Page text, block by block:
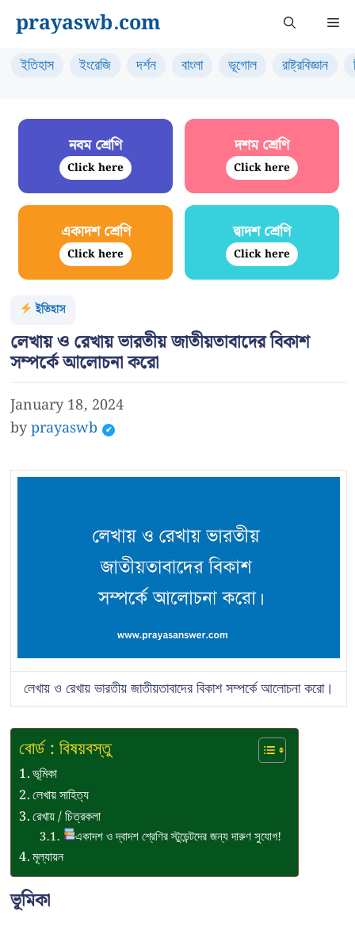
content
prayaswb.com
ইতিহাস ইংরেজি দর্শন বাংলা ভূগোল রাষ্ট্রবিজ্ঞান
নবম শ্রেণি
Click here
দশম শ্রেণি
Click here
একাদশ শ্রেণি
Click here
দ্বাদশ শ্রেণি
Click here
ইতিহাস
লেখায় ও রেখায় ভারতীয় জাতীয়তাবাদের বিকাশ
সম্পর্কে আলোচনা করো
January 18, 2024
byprayaswb
লেখায় ও রেখায় ভারতীয় জাতীয়তাবাদের বিকাশ সম্পর্কে আলোচনা করো।
বোর্ড : বিষয়বস্তু
ভূমিকা
লেখায় সাহিত্য
রেখায় / চিত্রকলা
একাদশ ও দ্বাদশ শ্রেণির স্টুডেন্টদের জন্য দারুণ সুযোগ!
মূল্যায়ন
ভূমিকা